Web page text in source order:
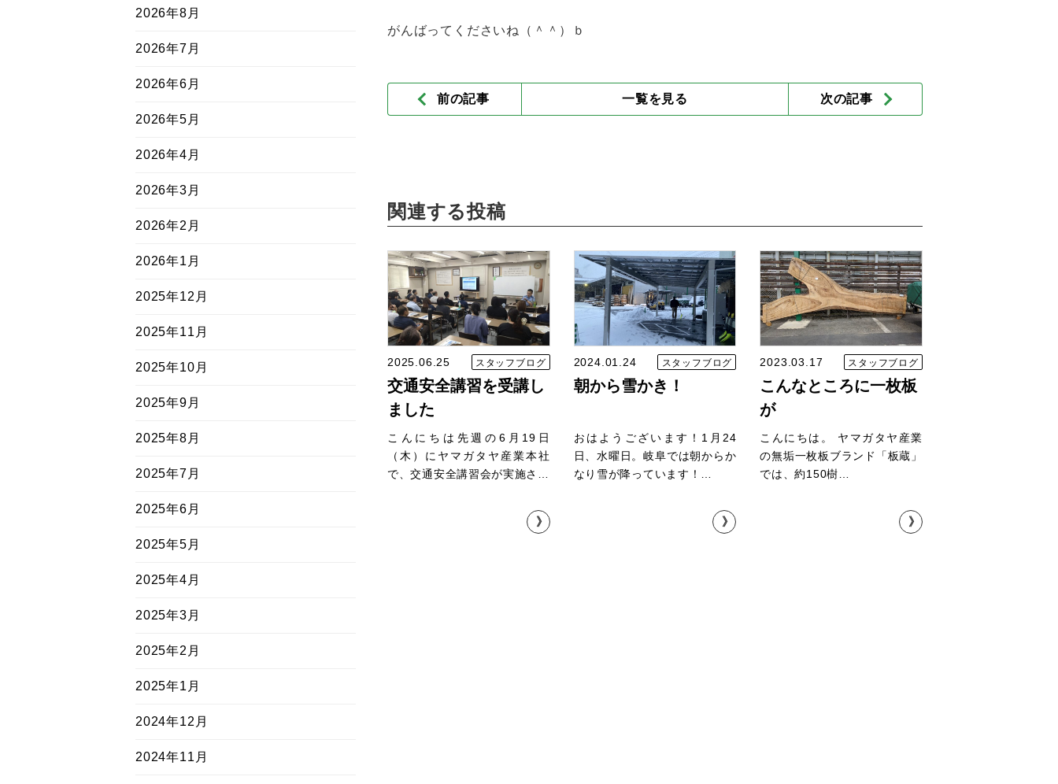
がんばってくださいね（＾＾）ｂ
前の記事 次の記事
一覧を見る
関連する投稿
2025.06.25 スタッフブログ
交通安全講習を受講し
ました
こんにちは先週の6月19日
（木）にヤマガタヤ産業本社
で、交通安全講習会が実施さ…
2024.01.24 スタッフブログ
朝から雪かき！
おはようございます！1月24
日、水曜日。岐阜では朝からか
なり雪が降っています！…
2023.03.17 スタッフブログ
こんなところに一枚板
が
こんにちは。 ヤマガタヤ産業
の無垢一枚板ブランド「板蔵」
では、約150樹…
2026年8月
2026年7月
2026年6月
2026年5月
2026年4月
2026年3月
2026年2月
2026年1月
2025年12月
2025年11月
2025年10月
2025年9月
2025年8月
2025年7月
2025年6月
2025年5月
2025年4月
2025年3月
2025年2月
2025年1月
2024年12月
2024年11月